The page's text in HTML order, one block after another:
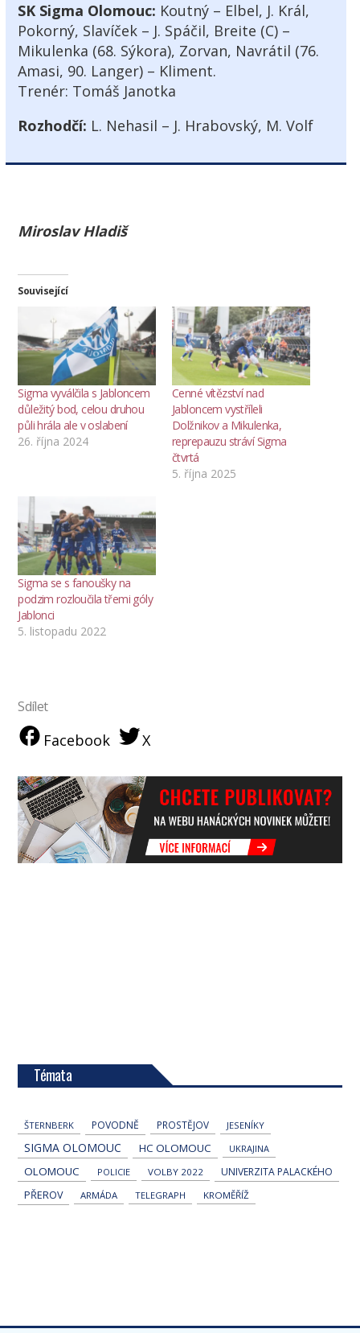
SK Sigma Olomouc: Koutný – Elbel, J. Král,
Pokorný, Slavíček – J. Spáčil, Breite (C) –
Mikulenka (68. Sýkora), Zorvan, Navrátil (76.
Amasi, 90. Langer) – Kliment.
Trenér: Tomáš Janotka
Rozhodčí: L. Nehasil – J. Hrabovský, M. Volf
Miroslav Hladiš
Související
Sigma vyválčila s Jabloncem
důležitý bod, celou druhou
půli hrála ale v oslabení
26. října 2024
Cenné vítězství nad
Jabloncem vystříleli
Dolžnikov a Mikulenka,
reprepauzu stráví Sigma
čtvrtá
5. října 2025
Sigma se s fanoušky na
podzim rozloučila třemi góly
Jablonci
5. listopadu 2022
Sdílet
Facebook X
Témata
ŠTERNBERK POVODNĚ PROSTĚJOV JESENÍKY
SIGMA OLOMOUC HC OLOMOUC UKRAJINA
OLOMOUC POLICIE VOLBY 2022
UNIVERZITA PALACKÉHO
PŘEROV
ARMÁDA TELEGRAPH KROMĚŘÍŽ